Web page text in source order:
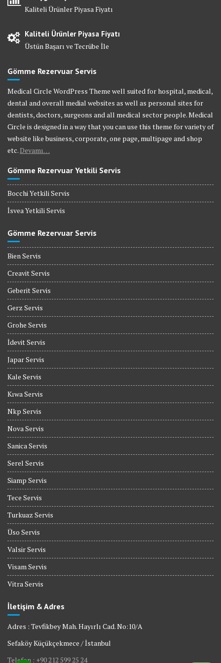
Kaliteli Ürünler Piyasa Fiyatı
Kaliteli Ürünler Piyasa Fiyatı
Üstün Başarı ve Tecrübe İle
Gömme Rezervuar Servis
Medical Circle WordPress Theme well suited for hospital, medical,
dental and overall medial websites as well as personal sites for
dentists, doctors, surgeons and all medical sector people. Medical
Circle is designed in a way that you can use this theme for variety of
website like business, corporate, one page, multipage and shop
etc. Devamı…
Gömme Rezervuar Yetkili Servis
Bocchi Yetkili Servis
İsvea Yetkili Servis
Gömme Rezervuar Servis
Bien Servis
Creavit Servis
Geberit Servis
Gerz Servis
Grohe Servis
İdevit Servis
Japar Servis
Kale Servis
Kıwa Servis
Nkp Servis
Nova Servis
Sanica Servis
Serel Servis
Siamp Servis
Tece Servis
Turkuaz Servis
Üso Servis
Valsir Servis
Visam Servis
Vitra Servis
İletişim & Adres
Adres : Tevfikbey Mah. Hayırlı Cad. No:10/A
Sefaköy Küçükçekmece / İstanbul
Telefon : +90 212 599 25 24